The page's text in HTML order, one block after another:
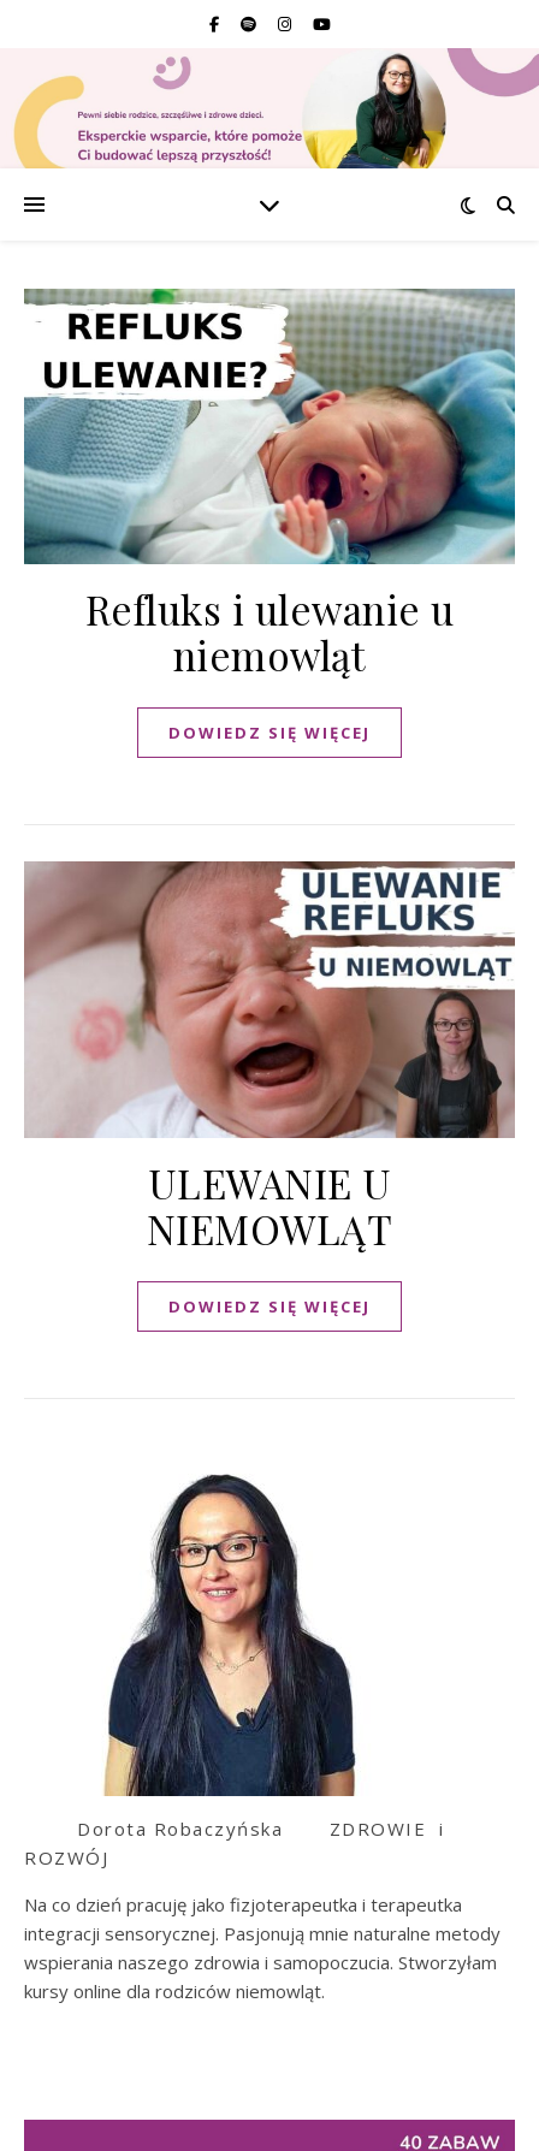
Refluks i ulewanie u
niemowląt
DOWIEDZ SIĘ WIĘCEJ
ULEWANIE U
NIEMOWLĄT
DOWIEDZ SIĘ WIĘCEJ
Dorota Robaczyńska ZDROWIE i
ROZWÓJ
Na co dzień pracuję jako fizjoterapeutka i terapeutka
integracji sensorycznej. Pasjonują mnie naturalne metody
wspierania naszego zdrowia i samopoczucia. Stworzyłam
kursy online dla rodziców niemowląt.